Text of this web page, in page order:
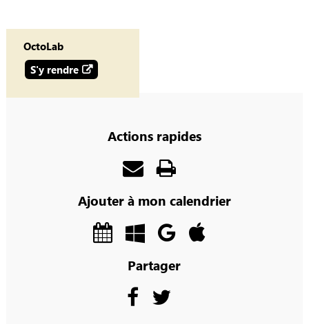
OctoLab
S'y rendre
Actions rapides
Ajouter à mon calendrier
Partager